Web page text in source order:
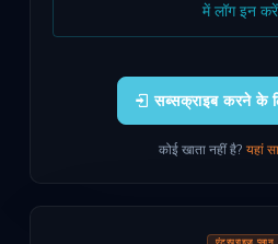
में लॉग इन
सब्सक्राइब करने के
कोई खाता नहीं है? यहां